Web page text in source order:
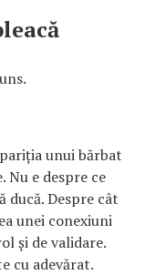
unui bărbat
Nu e despre ce
ducă. Despre cât
unei conexiuni
și de validare.
cu adevărat.